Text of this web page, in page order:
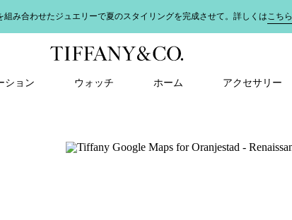
組み合わせたジュエリーで夏のスタイリングを完成させて。詳しくはこちら
ション ウォッチ ホーム アクセサリー